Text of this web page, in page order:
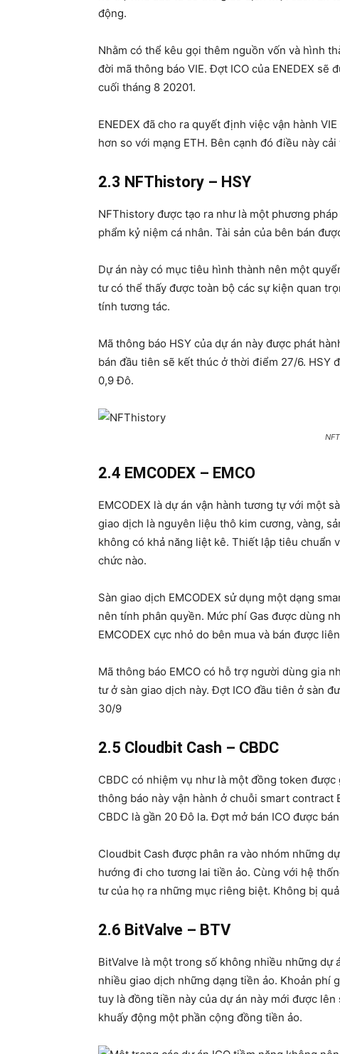
động.
Nhằm có thể kêu gọi thêm nguồn vốn và hình
đời mã thông báo VIE. Đợt ICO của ENEDEX
cuối tháng 8 20201.
ENEDEX đã cho ra quyết định việc vận hành
hơn so với mạng ETH. Bên cạnh đó điều này
2.3 NFThistory – HSY
NFThistory được tạo ra như là một phương
phẩm kỷ niệm cá nhân. Tài sản của bên bán
Dự án này có mục tiêu hình thành nên một
tư có thể thấy được toàn bộ các sự kiện quan
tính tương tác.
Mã thông báo HSY của dự án này được phát
bán đầu tiên sẽ kết thúc ở thời điểm 27/6. HSY
0,9 Đô.
2.4 EMCODEX – EMCO
EMCODEX là dự án vận hành tương tự với một
giao dịch là nguyên liệu thô kim cương, vàng,
không có khả năng liệt kê. Thiết lập tiêu chuẩn
chức nào.
Sàn giao dịch EMCODEX sử dụng một dạng
nên tính phân quyền. Mức phí Gas được dùng
EMCODEX cực nhỏ do bên mua và bán được
Mã thông báo EMCO có hỗ trợ người dùng gia
tư ở sàn giao dịch này. Đợt ICO đầu tiên ở sàn
30/9
2.5 Cloudbit Cash – CBDC
CBDC có nhiệm vụ như là một đồng token
thông báo này vận hành ở chuỗi smart contract
CBDC là gần 20 Đô la. Đợt mở bán ICO được
Cloudbit Cash được phân ra vào nhóm những
hướng đi cho tương lai tiền ảo. Cùng với hệ
tư của họ ra những mục riêng biệt. Không bị
2.6 BitValve – BTV
BitValve là một trong số không nhiều những dự
nhiều giao dịch những dạng tiền ảo. Khoản phí
tuy là đồng tiền này của dự án này mới được
khuấy động một phần cộng đồng tiền ảo.